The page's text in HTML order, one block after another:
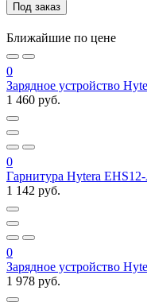
Под заказ
Ближайшие по цене
0
Зарядное устройство
1 460 руб.
0
Гарнитура Hytera
1 142 руб.
0
Зарядное устройство
1 978 руб.